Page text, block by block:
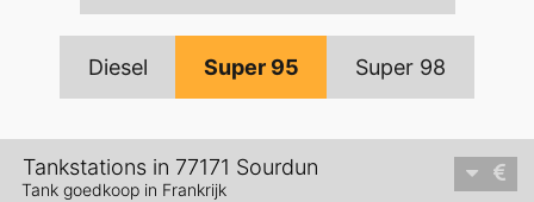
Diesel Super 95 Super 98
Tankstations in 77171 Sourdun
Tank goedkoop in Frankrijk